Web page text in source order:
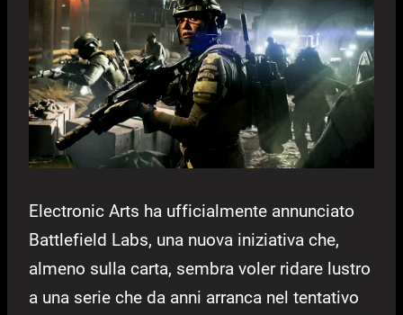
Electronic Arts ha ufficialmente annunciato
Battlefield Labs, una nuova iniziativa che,
almeno sulla carta, sembra voler ridare lustro
a una serie che da anni arranca nel tentativo